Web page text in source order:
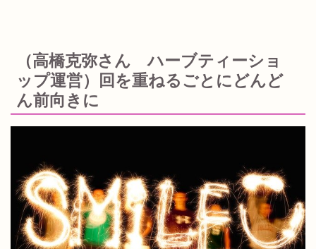
（高橋克弥さん ハーブティーショ
ップ運営）回を重ねるごとにどんど
ん前向きに